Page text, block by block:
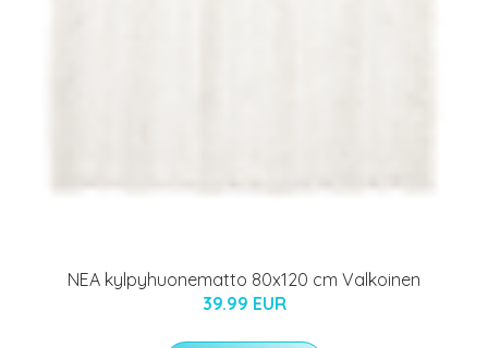
NEA kylpyhuonematto 80x120 cm Valkoinen
39.99 EUR